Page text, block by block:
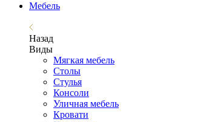
Мебель
Назад
Виды
Мягкая мебель
Столы
Стулья
Консоли
Уличная мебель
Кровати